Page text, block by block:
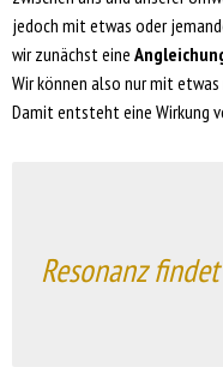
jedoch mit etwas oder
wir zunächst eine
Wir können also nur mit
Damit entsteht eine Wirkung
Resonanz